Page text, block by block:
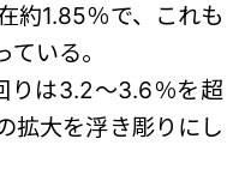
約1.85％で、これも
いる。
りは3.2～3.6％を超
拡大を浮き彫りにし